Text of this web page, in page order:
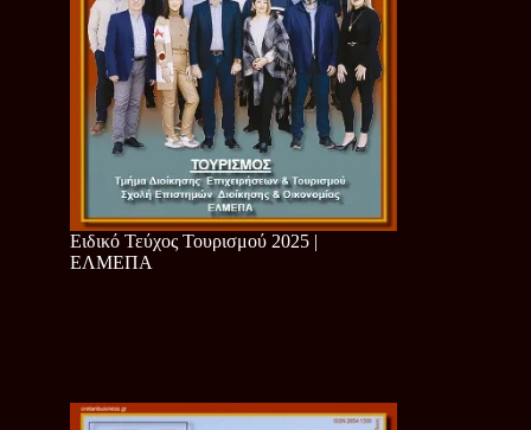
Ειδικό Τεύχος Τουρισμού 2025 |
ΕΛΜΕΠΑ